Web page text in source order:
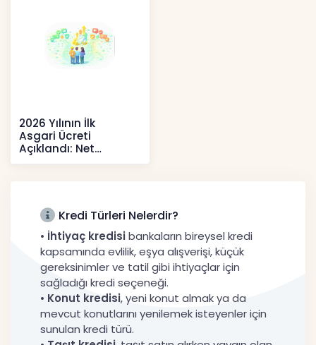
2026 Yılının İlk
Asgari Ücreti
Açıklandı: Net
52.738 TL, Ek Destek
Kredi Türleri Nelerdir?
• İhtiyaç kredisibankaların bireysel kredi
kapsamında evlilik, eşya alışverişi, küçük
gereksinimler ve tatil gibi ihtiyaçlar için
sağladığı kredi seçeneği.
• Konut kredisi, yeni konut almak ya da
mevcut konutlarını yenilemek isteyenler için
sunulan kredi türü.